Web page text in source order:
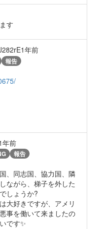
す
1年前
報告
年前
報告
、同志国、協力国、隣
ながら、梯子を外した
しょうか?
大好きですが、アメリ
事を働いて来ましたの
です✨️